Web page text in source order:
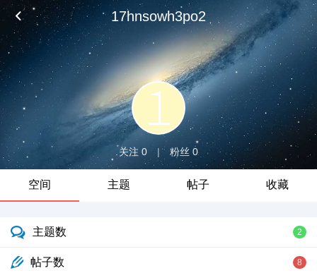
17hnsowh3po2
关注 0 | 粉丝 0
空间 主题 帖子 收藏
主题数 2
帖子数 8